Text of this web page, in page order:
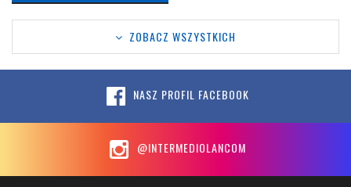
ZOBACZ WSZYSTKICH
NASZ PROFIL FACEBOOK
@INTERMEDIOLANCOM